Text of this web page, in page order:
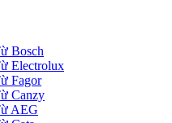
Bosch
Electrolux
Fagor
Canzy
AEG